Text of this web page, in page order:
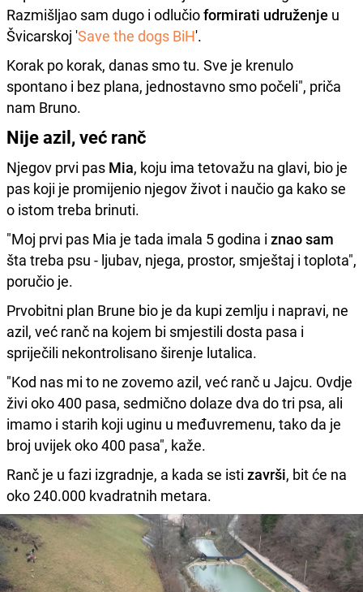
Razmišljao sam dugo i odlučioformirati udruženje u
Švicarskoj 'Save the dogs BiH'.
Korak po korak, danas smo tu. Sve je krenulo
spontano i bez plana, jednostavno smo počeli", priča
nam Bruno.
Nije azil, već ranč
Njegov prvi pas Mia, koju ima tetovažu na glavi, bio je
pas koji je promijenio njegov život i naučio ga kako se
o istom treba brinuti.
"Moj prvi pas Mia je tada imala 5 godina i znao sam
šta treba psu - ljubav, njega, prostor, smještaj i toplota",
poručio je.
Prvobitni plan Brune bio je da kupi zemlju i napravi, ne
azil, već ranč na kojem bi smjestili dosta pasa i
spriječili nekontrolisano širenje lutalica.
"Kod nas mi to ne zovemo azil, već ranč u Jajcu. Ovdje
živi oko 400 pasa, sedmično dolaze dva do tri psa, ali
imamo i starih koji uginu u međuvremenu, tako da je
broj uvijek oko 400 pasa", kaže.
Ranč je u fazi izgradnje, a kada se isti završi, bit će na
oko 240.000 kvadratnih metara.